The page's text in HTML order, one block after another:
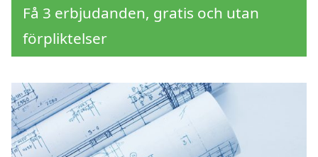
Få 3 erbjudanden, gratis och utan
förpliktelser